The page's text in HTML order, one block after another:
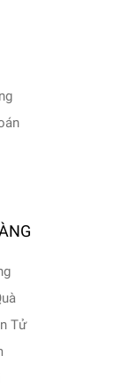
Tử